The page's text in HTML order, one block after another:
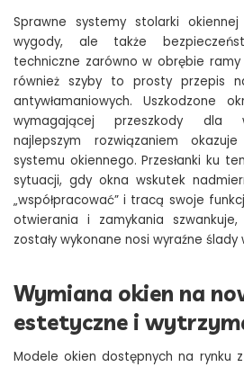
Sprawne systemy stolarki
wygody, ale także
techniczne zarówno w obrębie ramy
również szyby to prosty przepis
antywłamaniowych. Uszkodzone
wymagającej przeszkody dla
najlepszym rozwiązaniem
systemu okiennego. Przesłanki ku
sytuacji, gdy okna wskutek
„współpracować” i tracą swoje
otwierania i zamykania
zostały wykonane nosi wyraźne
Wymiana okien na
estetyczne i
Modele okien dostępnych na rynku